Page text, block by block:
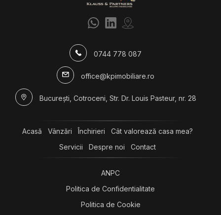
Apartamente de inchiriat in Bucuresti 13 Septembrie
Apartamente de inchiriat in Bucuresti Ultracentral
Apartamente de inchiriat in Bucuresti P-ta Victoriei
Apartamente de inchiriat in Bucuresti Cotroceni
Apartamente de inchiriat in Bucuresti Panduri
Spatii birouri de inchiriat
Spatii birouri de inchiriat in Bucuresti
0744 778 087
office@kpimobiliare.ro
București, Cotroceni, Str. Dr. Louis Pasteur, nr. 28
Acasă Vânzări Închirieri
Cât valorează casa mea?
Servicii
Despre noi Contact
ANPC
Politica de Confidentialitate
Politica de Cookie